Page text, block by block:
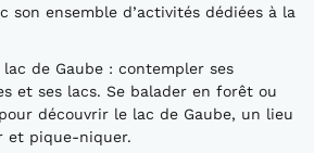
son ensemble d’activités dédiées à la
lac de Gaube : contempler ses
et ses lacs. Se balader en forêt ou
découvrir le lac de Gaube, un lieu
et pique-niquer.